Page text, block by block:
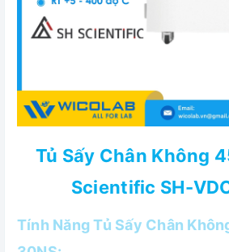
Tủ Sấy Chân Không
Scientific SH-
Tính Năng Tủ Sấy Chân